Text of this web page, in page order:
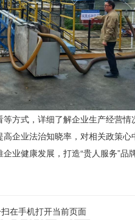
方式，详细了解企业生产经营
企业法治知晓率，对相关政策心
业健康发展，打造“贵人服务”
在手机打开当前页面